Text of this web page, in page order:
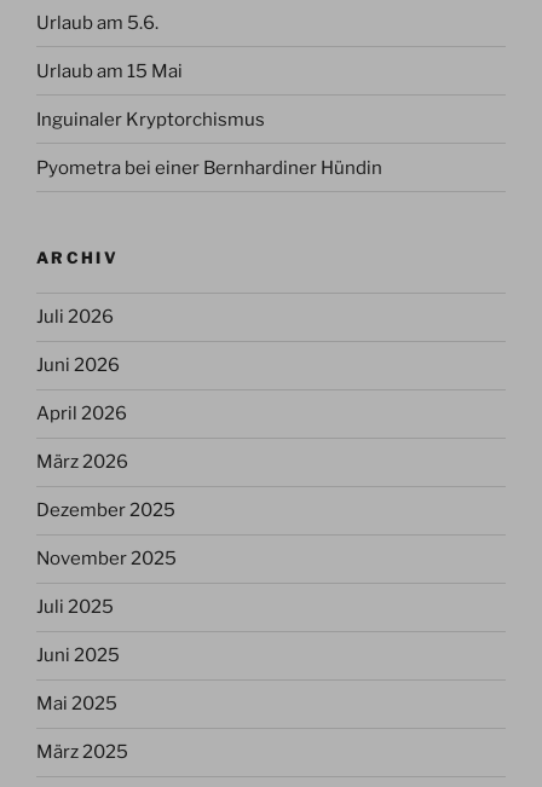
Urlaub am 5.6.
Urlaub am 15 Mai
Inguinaler Kryptorchismus
Pyometra bei einer Bernhardiner Hündin
ARCHIV
Juli 2026
Juni 2026
April 2026
März 2026
Dezember 2025
November 2025
Juli 2025
Juni 2025
Mai 2025
März 2025